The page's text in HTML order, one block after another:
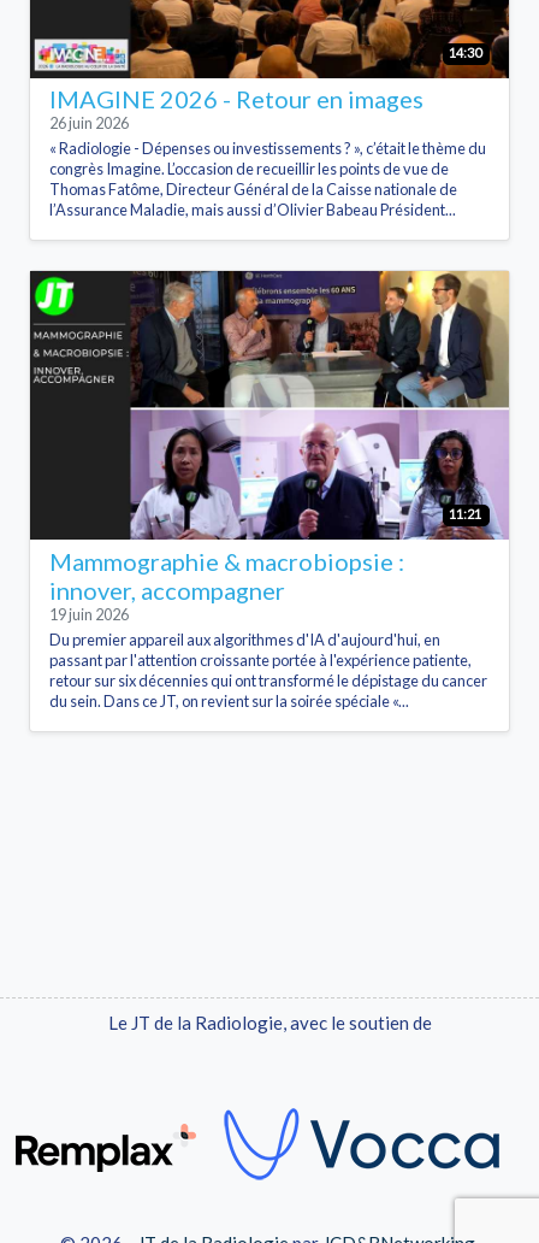
14:30
IMAGINE 2026 - Retour en images
26 juin 2026
« Radiologie - Dépenses ou investissements ? », c’était le thème du
congrès Imagine. L’occasion de recueillir les points de vue de
Thomas Fatôme, Directeur Général de la Caisse nationale de
l’Assurance Maladie, mais aussi d’Olivier Babeau Président...
11:21
Mammographie & macrobiopsie :
innover, accompagner
19 juin 2026
Du premier appareil aux algorithmes d'IA d'aujourd'hui, en
passant par l'attention croissante portée à l'expérience patiente,
retour sur six décennies qui ont transformé le dépistage du cancer
du sein. Dans ce JT, on revient sur la soirée spéciale «...
Le JT de la Radiologie, avec le soutien de